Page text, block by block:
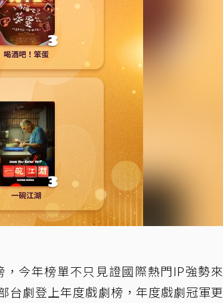
今年榜單不只見證國際熱門IP強勢來
台劇登上年度戲劇榜，年度戲劇冠軍更